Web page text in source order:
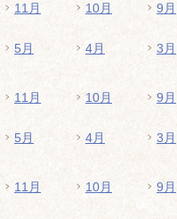
11月 10月 9月
5月 4月 3月
11月 10月 9月
5月 4月 3月
11月 10月 9月